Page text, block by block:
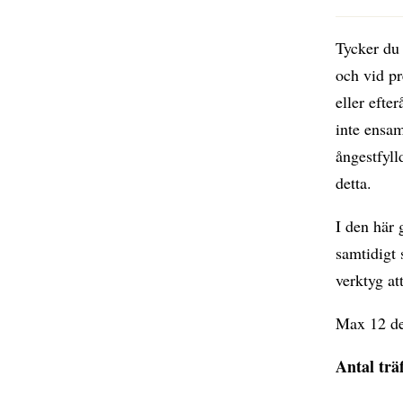
Tycker
och vid
eller
inte
detta.
I den här
samtidigt
verktyg
Max 12
Antal